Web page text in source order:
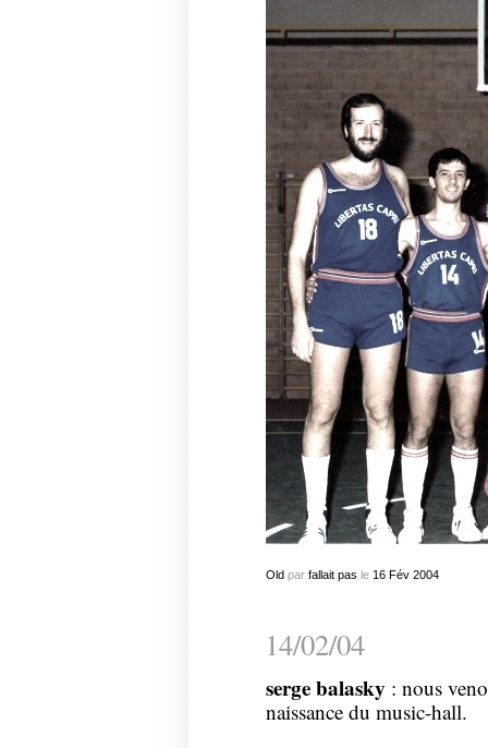
Oldpar fallait pas le 16 Fév 2004
14/02/04
serge balasky : nous
naissance du music-hall.